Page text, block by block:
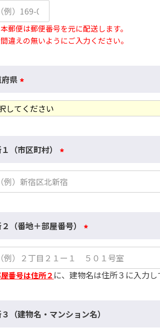
必
須
)
郵便は郵便番号を元に配送します。
違えの無いようにご入力ください。
県
必
須
（市区町村）
必
須
（番地＋部屋番号）
必
須
)
番号は住所２ に、建物名は住所３に入力
（建物名・マンション名）